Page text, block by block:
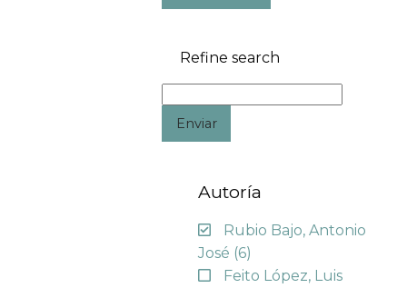
Refine search
Enviar
Autoría
Rubio Bajo, Antonio
José (6)
Feito López, Luis